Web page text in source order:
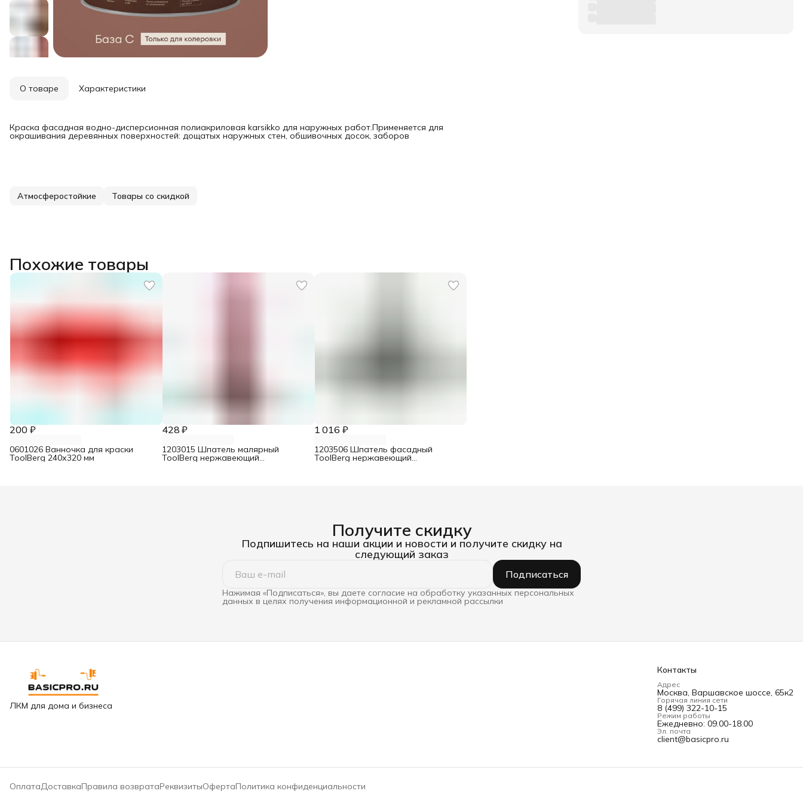
О товаре Характеристики
Краска фасадная водно-дисперсионная полиакриловая karsikko для наружных работ.Применяется для
окрашивания деревянных поверхностей: дощатых наружных стен, обшивочных досок, заборов
Атмосферостойкие Товары со скидкой
Похожие товары
200 ₽
0601026 Ванночка для краски
ToolBerg 240х320 мм
428 ₽
1203015 Шпатель малярный
ToolBerg нержавеющий
1 016 ₽
1203506 Шпатель фасадный
ToolBerg нержавеющий
Получите скидку
Подпишитесь на наши акции и новости и получите скидку на
следующий заказ
Подписаться
Нажимая «Подписаться», вы даете согласие на обработку указанных персональных
данных в целях получения информационной и рекламной рассылки
ЛКМ для дома и бизнеса
Контакты
Адрес
Москва, Варшавское шоссе, 65к2
Горячая линия сети
8 (499) 322-10-15
Режим работы
Ежедневно: 09.00-18.00
Эл. почта
client@basicpro.ru
ОплатаДоставкаПравила возвратаРеквизитыОфертаПолитика конфиденциальности